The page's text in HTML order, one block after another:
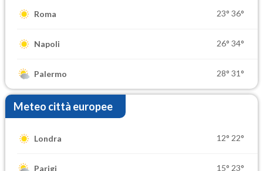
Roma 23° 36°
Napoli 26° 34°
Palermo 28° 31°
Meteo città europee
Londra 12° 22°
Parigi 15° 23°